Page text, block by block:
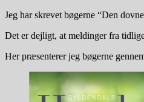
Jeg har skrevet bøgerne “Den
Det er dejligt, at meldinger fra
Her præsenterer jeg bøgerne